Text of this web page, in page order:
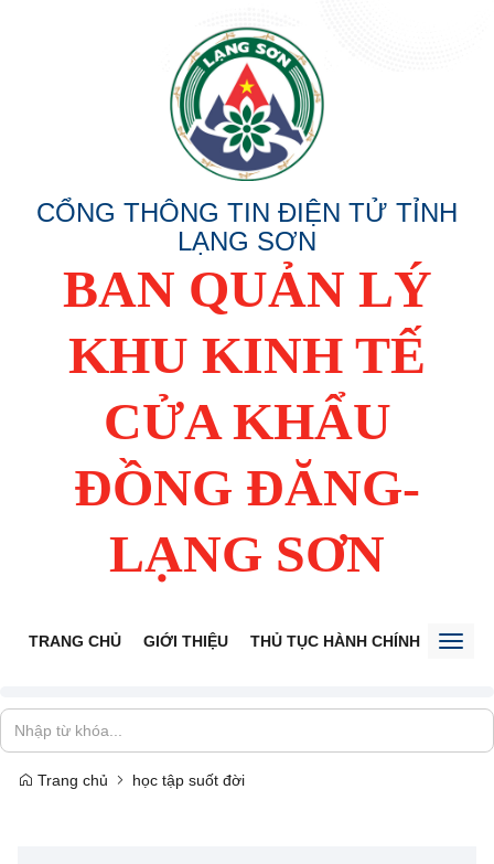
CỔNG THÔNG TIN ĐIỆN TỬ TỈNH
LẠNG SƠN
BAN QUẢN LÝ
KHU KINH TẾ
CỬA KHẨU
ĐỒNG ĐĂNG-
LẠNG SƠN
TRANG CHỦ GIỚI THIỆU THỦ TỤC HÀNH CHÍNH TIẾP
Trang chủ học tập suốt đời